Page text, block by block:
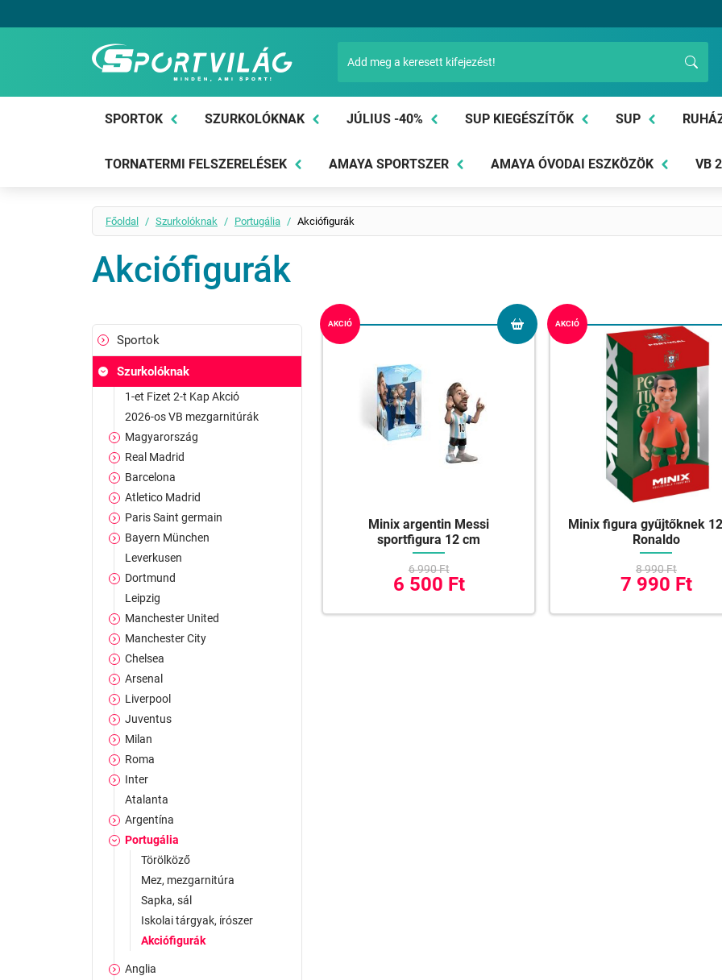
Sportvilág
SPORTOK SZURKOLÓKNAK JÚLIUS -40% SUP KIEGÉSZÍTŐK SUP
TORNATERMI FELSZERELÉSEK AMAYA SPORTSZER AMAYA ÓVODAI ESZKÖZÖK VB
Főoldal Szurkolóknak Portugália Akciófigurák
Akciófigurák
Sportok
Szurkolóknak
1-et Fizet 2-t Kap Akció
2026-os VB mezgarnitúrák
Magyarország
Real Madrid
Barcelona
Atletico Madrid
Paris Saint germain
Bayern München
Leverkusen
Dortmund
Leipzig
Manchester United
Manchester City
Chelsea
Arsenal
Liverpool
Juventus
Milan
Roma
Inter
Atalanta
Argentína
Portugália
Törölköző
Mez, mezgarnitúra
Sapka, sál
Iskolai tárgyak, írószer
Akciófigurák
Anglia
AKCIÓ
Minix argentin Messi
sportfigura 12 cm
6 990 Ft
6 500 Ft
AKCIÓ
Minix figura gyűjtőknek
Ronaldo
8 990 Ft
7 990 Ft